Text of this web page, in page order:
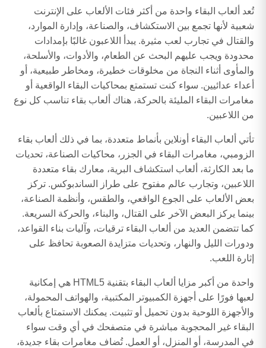
تُعد ألعاب البقاء واحدة من أكثر فئات الألعاب على الإنترنت
شعبية لأنها تجمع بين الاستكشاف، والصناعة، وإدارة الموارد،
والقتال في تجارب لعب مثيرة. يبدأ اللاعبون غالبًا بإمدادات
محدودة ويجب عليهم البحث عن الطعام، والأدوات، والأسلحة،
والمأوى أثناء النجاة من مخلوقات خطيرة، ومخاطر طبيعية، أو
أعداء عدائيين. سواء كنت تستمتع بمحاكيات البقاء الواقعية أو
مغامرات البقاء المليئة بالحركة، هناك ألعاب بقاء تناسب كل نوع
من اللاعبين.
تأتي ألعاب البقاء أونلاين بأنماط متعددة، بما في ذلك ألعاب بقاء
الزومبي، مغامرات البقاء في الجزر، محاكيات الصناعة، تحديات
ما بعد الكارثة، ألعاب استكشاف البرية، معارك بقاء متعددة
اللاعبين، وتجارب عالم مفتوح على طراز الساندبوكس. تركز
بعض الألعاب على الجوع الواقعي، والطقس، وأنظمة الصناعة،
بينما يركز البعض الآخر على القتال، والبناء، والحركة السريعة.
كما تتضمن العديد من ألعاب البقاء ترقيات، وآليات بناء القواعد،
ودورات الليل والنهار، وتحديات متزايدة الصعوبة تحافظ على
إثارة اللعب.
واحدة من أكبر مزايا ألعاب البقاء بتقنية HTML5 هي إمكانية
لعبها فورًا على أجهزة الكمبيوتر المكتبية، والهواتف المحمولة،
والأجهزة اللوحية بدون تحميل أو تثبيت. يمكنك الاستمتاع بألعاب
البقاء غير المحجوبة مباشرة في متصفحك في أي وقت سواء
في المدرسة، أو المنزل، أو العمل. تُضاف مغامرات بقاء جديدة،